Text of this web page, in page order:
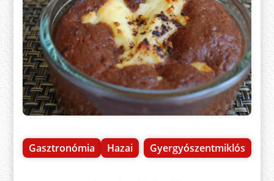
Gasztronómia Hazai Gyergyószentmiklós